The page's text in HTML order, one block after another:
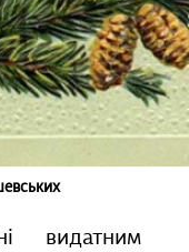
видатним